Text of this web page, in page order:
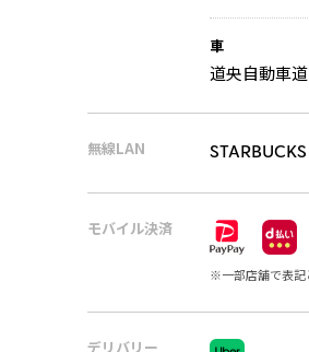
車
道央自動車
無線LAN
モバイル決済
※一部店舗で表
デリバリー